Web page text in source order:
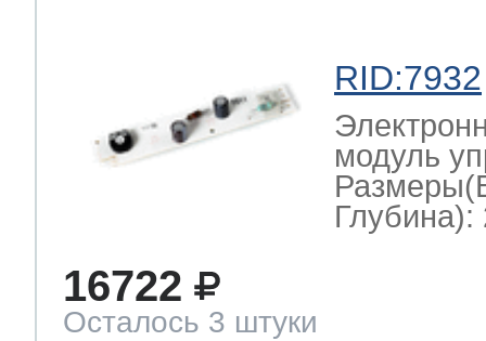
RID:7932
модуль
Глубина):
16722
Осталось 3 штуки